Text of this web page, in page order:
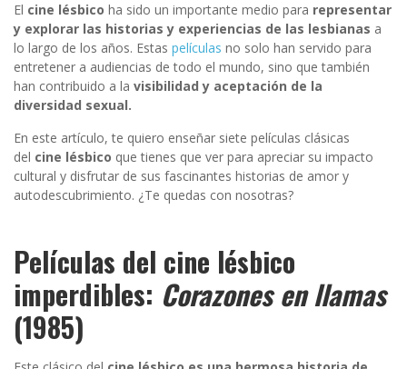
El cine lésbico ha sido un importante medio para representar
y explorar las historias y experiencias de las lesbianas a
lo largo de los años. Estas películas no solo han servido para
entretener a audiencias de todo el mundo, sino que también
han contribuido a la visibilidad y aceptación de la
diversidad sexual.
En este artículo, te quiero enseñar siete películas clásicas
del cine lésbico que tienes que ver para apreciar su impacto
cultural y disfrutar de sus fascinantes historias de amor y
autodescubrimiento. ¿Te quedas con nosotras?
Películas del cine lésbico
imperdibles: Corazones en llamas
(1985)